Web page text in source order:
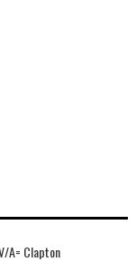
A= Clapton